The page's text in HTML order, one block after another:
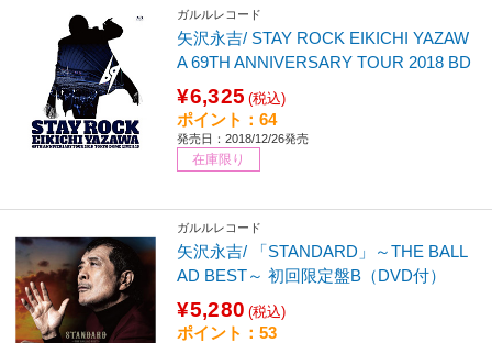
ガルルレコード
矢沢永吉/ STAY ROCK EIKICHI YAZAW
A 69TH ANNIVERSARY TOUR 2018 BD
¥6,325 (税込)
ポイント：64
発売日：2018/12/26発売
在庫限り
ガルルレコード
矢沢永吉/ 「STANDARD」～THE BALL
AD BEST～ 初回限定盤B（DVD付）
¥5,280 (税込)
ポイント：53